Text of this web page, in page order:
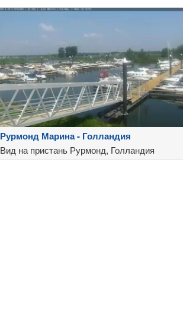
Рурмонд Марина - Голландия
Вид на пристань Рурмонд, Голландия